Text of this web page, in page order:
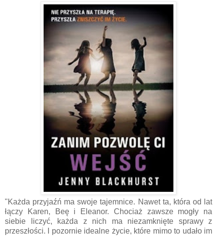
"Każda przyjaźń ma swoje tajemnice. Nawet ta, która od lat
łączy Karen, Beę i Eleanor. Chociaż zawsze mogły na
siebie liczyć, każda z nich ma niezamknięte sprawy z
przeszłości. I pozornie idealne życie, które mimo to udało im